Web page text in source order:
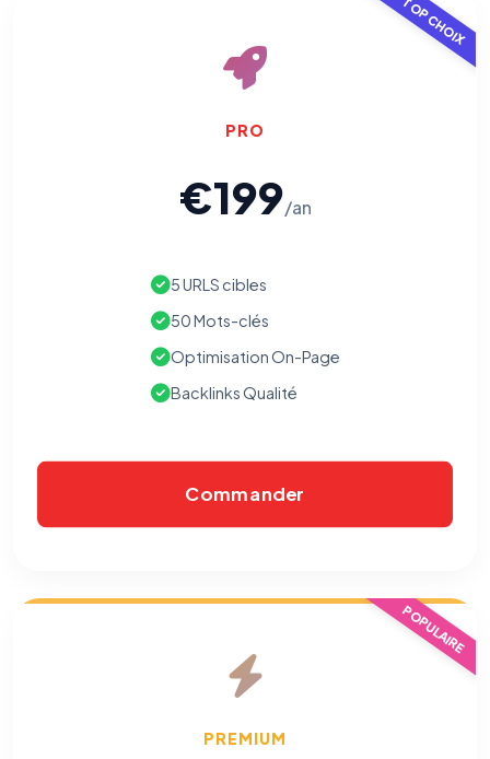
TOP CHOIX
PRO
€199/an
5 URLS cibles
50 Mots-clés
Optimisation On-Page
Backlinks Qualité
Commander
POPULAIRE
PREMIUM